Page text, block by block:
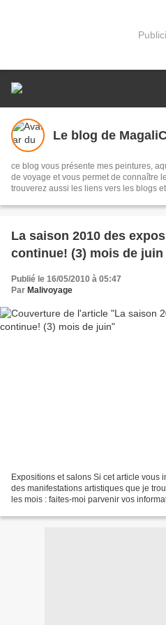
Le blog de
ce blog vous présente mes peintures,
de voyage et vous permet de connaître
trouverez aussi les liens vers les blogs
La saison 2010 des
continue! (3) mois de juin
Publié le 16/05/2010 à 05:47
Par Malivoyage
Expositions et salons Si cet article vous
des manifestations artistiques que je
les mois : faites-moi parvenir vos